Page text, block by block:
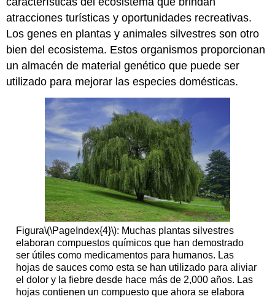
atracciones turísticas y oportunidades recreativas.
Los genes en plantas y animales silvestres son otro
bien del ecosistema. Estos organismos proporcionan
un almacén de material genético que puede ser
utilizado para mejorar las especies domésticas.
Figura\(\PageIndex{4}\): Muchas plantas silvestres
elaboran compuestos químicos que han demostrado
ser útiles como medicamentos para humanos. Las
hojas de sauces como esta se han utilizado para aliviar
el dolor y la fiebre desde hace más de 2,000 años. Las
hojas contienen un compuesto que ahora se elabora